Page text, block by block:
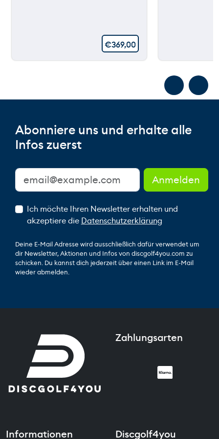
€369,00
Abonniere uns und erhalte alle
Infos zuerst
Ich möchte Ihren Newsletter erhalten und
akzeptiere die Datenschutzerklärung
Deine E-Mail Adresse wird ausschließlich dafür verwendet um
dir Newsletter, Aktionen und Infos von discgolf4you.com zu
schicken. Du kannst dich jederzeit über einen Link im E-Mail
wieder abmelden.
Zahlungsarten
Informationen Discgolf4you